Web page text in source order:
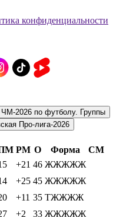
конфиденциальности
ЧМ-2026 по футболу. Группы
Про-лига-2026
РМ О Форма
СМ
+21 46 ЖЖЖЖЖ
+25 45 ЖЖЖЖЖ
+11 35 ТЖЖЖЖ
+2 33 ЖЖЖЖЖ